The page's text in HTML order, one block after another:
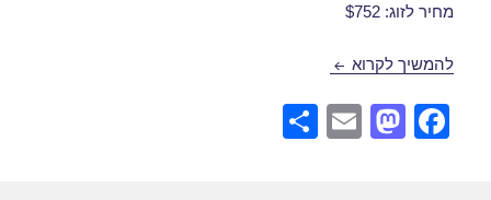
מחיר לזוג: $752
להמשיך לקרוא חבילות נופש לקוס באוקטובר 13/10/2016
F
M
E